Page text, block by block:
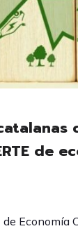
de
Economía